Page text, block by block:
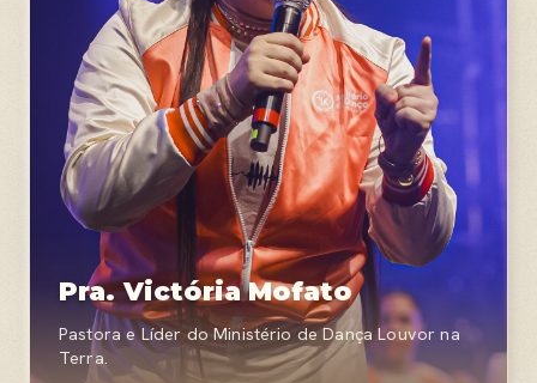
Pra. Victória Mofato
Pastora e Líder do Ministério de Dança Louvor na
Terra.